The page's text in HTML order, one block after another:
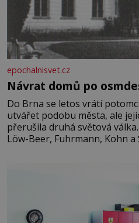
epochalnisvet.cz
Návrat domů po
Do Brna se letos vrátí
utvářet podobu města, ale
přerušila druhá světová
Löw-Beer, Fuhrmann, Kohn
jednoduché. Místa, která si